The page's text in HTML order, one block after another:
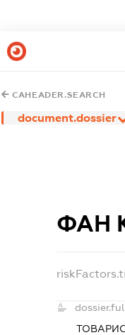
CAHEADER.SEARCH
document.dossier
ФАН